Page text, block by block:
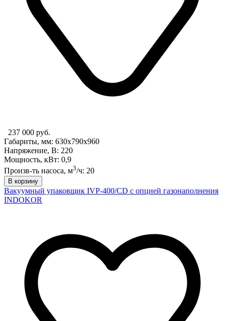
237 000 руб.
Габариты, мм: 630x790x960
Напряжение, В: 220
Мощность, кВт: 0,9
Произв-ть насоса, м3/ч: 20
В корзину
Вакуумный упаковщик IVP-400/CD с опцией газонаполнения
INDOKOR